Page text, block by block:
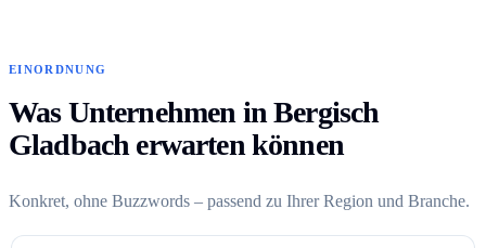
EINORDNUNG
Was Unternehmen in Bergisch
Gladbach erwarten können
Konkret, ohne Buzzwords – passend zu Ihrer Region und Branche.